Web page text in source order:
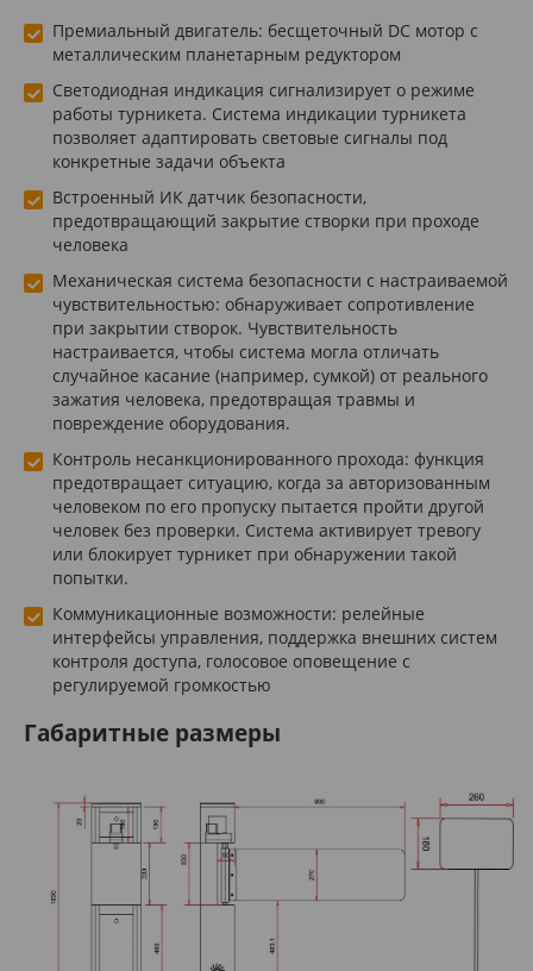
Премиальный двигатель: бесщеточный DC мотор с
металлическим планетарным редуктором
Светодиодная индикация сигнализирует о режиме
работы турникета. Система индикации турникета
позволяет адаптировать световые сигналы под
конкретные задачи объекта
Встроенный ИК датчик безопасности,
предотвращающий закрытие створки при проходе
человека
Механическая система безопасности с настраиваемой
чувствительностью: обнаруживает сопротивление
при закрытии створок. Чувствительность
настраивается, чтобы система могла отличать
случайное касание (например, сумкой) от реального
зажатия человека, предотвращая травмы и
повреждение оборудования.
Контроль несанкционированного прохода: функция
предотвращает ситуацию, когда за авторизованным
человеком по его пропуску пытается пройти другой
человек без проверки. Система активирует тревогу
или блокирует турникет при обнаружении такой
попытки.
Коммуникационные возможности: релейные
интерфейсы управления, поддержка внешних систем
контроля доступа, голосовое оповещение с
регулируемой громкостью
Габаритные размеры